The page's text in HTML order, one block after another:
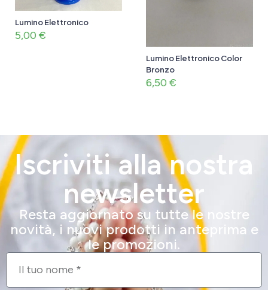
Lumino Elettronico
5,00 €
Lumino Elettronico Color
Bronzo
6,50 €
Iscriviti alla nostra
newsletter
Resta aggiornato su tutte le nostre
novità, i nuovi prodotti in anteprima e
le promozioni.